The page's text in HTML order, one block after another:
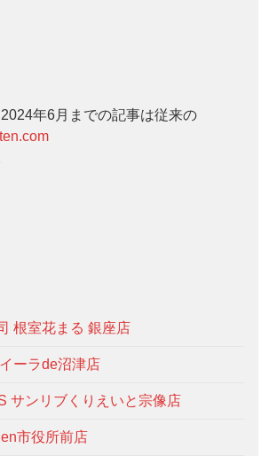
年6月までの記事は従来の
根室花まる 銀座店
ーラde沼津店
サンリブくりえいと宗像店
市役所前店